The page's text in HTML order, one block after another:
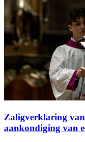
Zaligverklaring
aankondiging van